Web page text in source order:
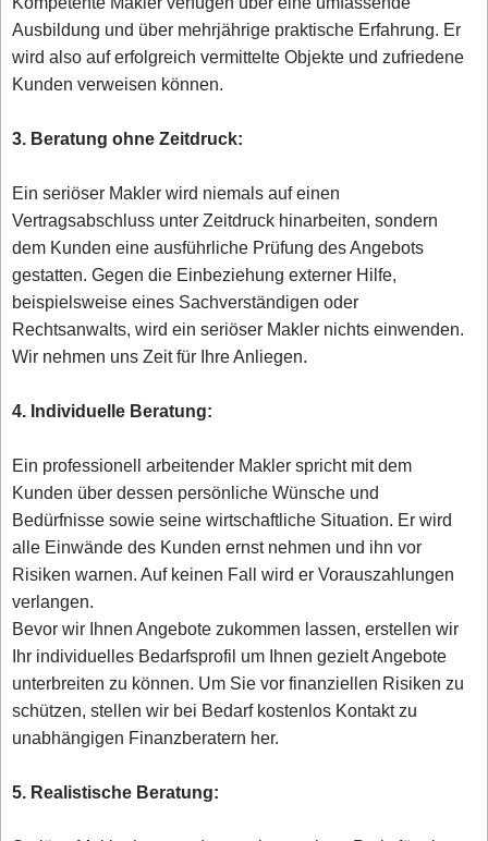
Ausbildung und über mehrjährige praktische Erfahrung. Er
wird also auf erfolgreich vermittelte Objekte und zufriedene
Kunden verweisen können.
3. Beratung ohne Zeitdruck:
Ein seriöser Makler wird niemals auf einen
Vertragsabschluss unter Zeitdruck hinarbeiten, sondern
dem Kunden eine ausführliche Prüfung des Angebots
gestatten. Gegen die Einbeziehung externer Hilfe,
beispielsweise eines Sachverständigen oder
Rechtsanwalts, wird ein seriöser Makler nichts einwenden.
Wir nehmen uns Zeit für Ihre Anliegen.
4. Individuelle Beratung:
Ein professionell arbeitender Makler spricht mit dem
Kunden über dessen persönliche Wünsche und
Bedürfnisse sowie seine wirtschaftliche Situation. Er wird
alle Einwände des Kunden ernst nehmen und ihn vor
Risiken warnen. Auf keinen Fall wird er Vorauszahlungen
verlangen.
Bevor wir Ihnen Angebote zukommen lassen, erstellen wir
Ihr individuelles Bedarfsprofil um Ihnen gezielt Angebote
unterbreiten zu können. Um Sie vor finanziellen Risiken zu
schützen, stellen wir bei Bedarf kostenlos Kontakt zu
unabhängigen Finanzberatern her.
5. Realistische Beratung: